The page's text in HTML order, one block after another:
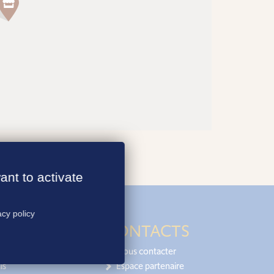
CONTACTS
Nous contacter
Espace partenaire
to activate
policy